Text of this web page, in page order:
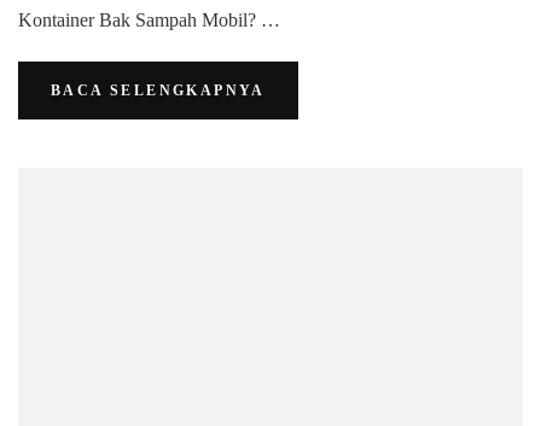
Kontainer Bak Sampah Mobil? …
BACA SELENGKAPNYA